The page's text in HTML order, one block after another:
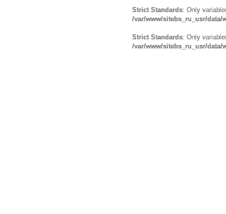
Strict Standards: Only
/var/www/sitebs_ru_usr/
Strict Standards: Only
/var/www/sitebs_ru_usr/